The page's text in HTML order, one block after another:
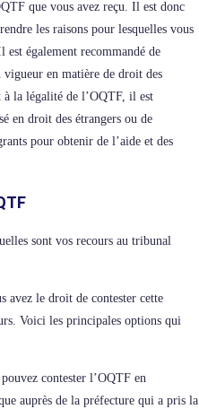
que vous avez reçu. Il est donc
les raisons pour lesquelles vous
également recommandé de
en matière de droit des
à la légalité de l’OQTF, il est
en droit des étrangers ou de
pour obtenir de l’aide et des
sont vos recours au tribunal
avez le droit de contester cette
Voici les principales options qui
pouvez contester l’OQTF en
auprès de la préfecture qui a pris la